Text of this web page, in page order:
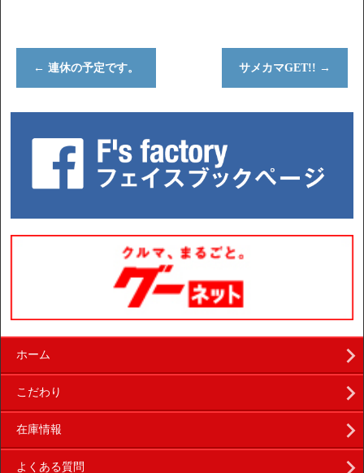
← 連休の予定です。 サメカマGET!! →
ホーム
こだわり
在庫情報
よくある質問